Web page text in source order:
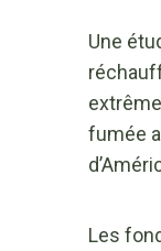
Une
fumée
Les